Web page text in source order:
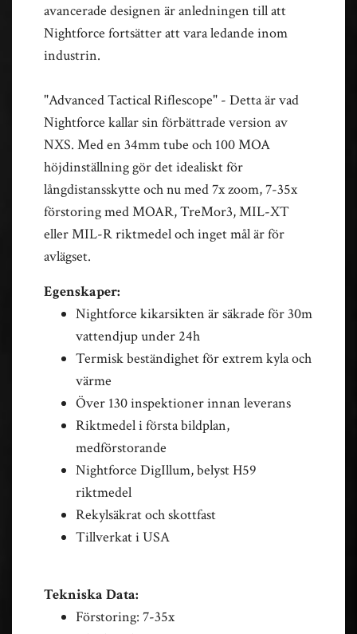
avancerade designen är anledningen till att
Nightforce fortsätter att vara ledande inom
industrin.
"Advanced Tactical Riflescope" - Detta är vad
Nightforce kallar sin förbättrade version av
NXS. Med en 34mm tube och 100 MOA
höjdinställning gör det idealiskt för
långdistansskytte och nu med 7x zoom, 7-35x
förstoring med MOAR, TreMor3, MIL-XT
eller MIL-R riktmedel och inget mål är för
avlägset.
Egenskaper:
Nightforce kikarsikten är säkrade för 30m
vattendjup under 24h
Termisk beständighet för extrem kyla och
värme
Över 130 inspektioner innan leverans
Riktmedel i första bildplan,
medförstorande
Nightforce DigIllum, belyst H59
riktmedel
Rekylsäkrat och skottfast
Tillverkat i USA
Tekniska Data:
Förstoring: 7-35x